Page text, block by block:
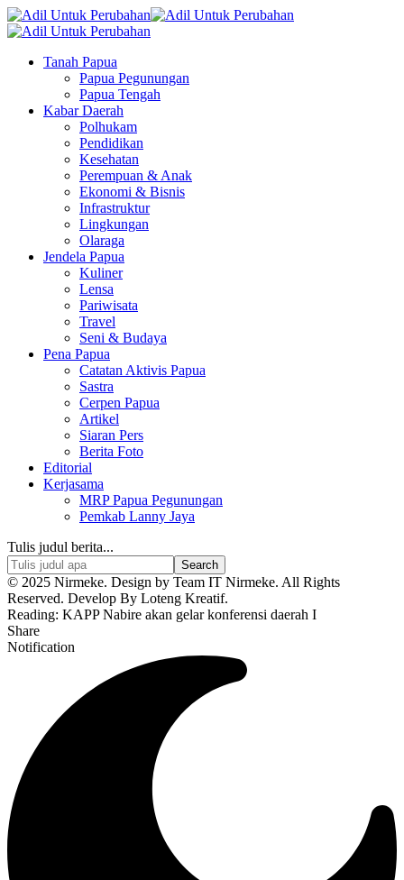
Tanah Papua
Papua Pegunungan
Papua Tengah
Kabar Daerah
Polhukam
Pendidikan
Kesehatan
Perempuan & Anak
Ekonomi & Bisnis
Infrastruktur
Lingkungan
Olaraga
Jendela Papua
Kuliner
Lensa
Pariwisata
Travel
Seni & Budaya
Pena Papua
Catatan Aktivis Papua
Sastra
Cerpen Papua
Artikel
Siaran Pers
Berita Foto
Editorial
Kerjasama
MRP Papua Pegunungan
Pemkab Lanny Jaya
Tulis judul berita...
© 2025 Nirmeke. Design by Team IT Nirmeke. All Rights
Reserved. Develop By Loteng Kreatif.
Reading: KAPP Nabire akan gelar konferensi daerah I
Share
Notification